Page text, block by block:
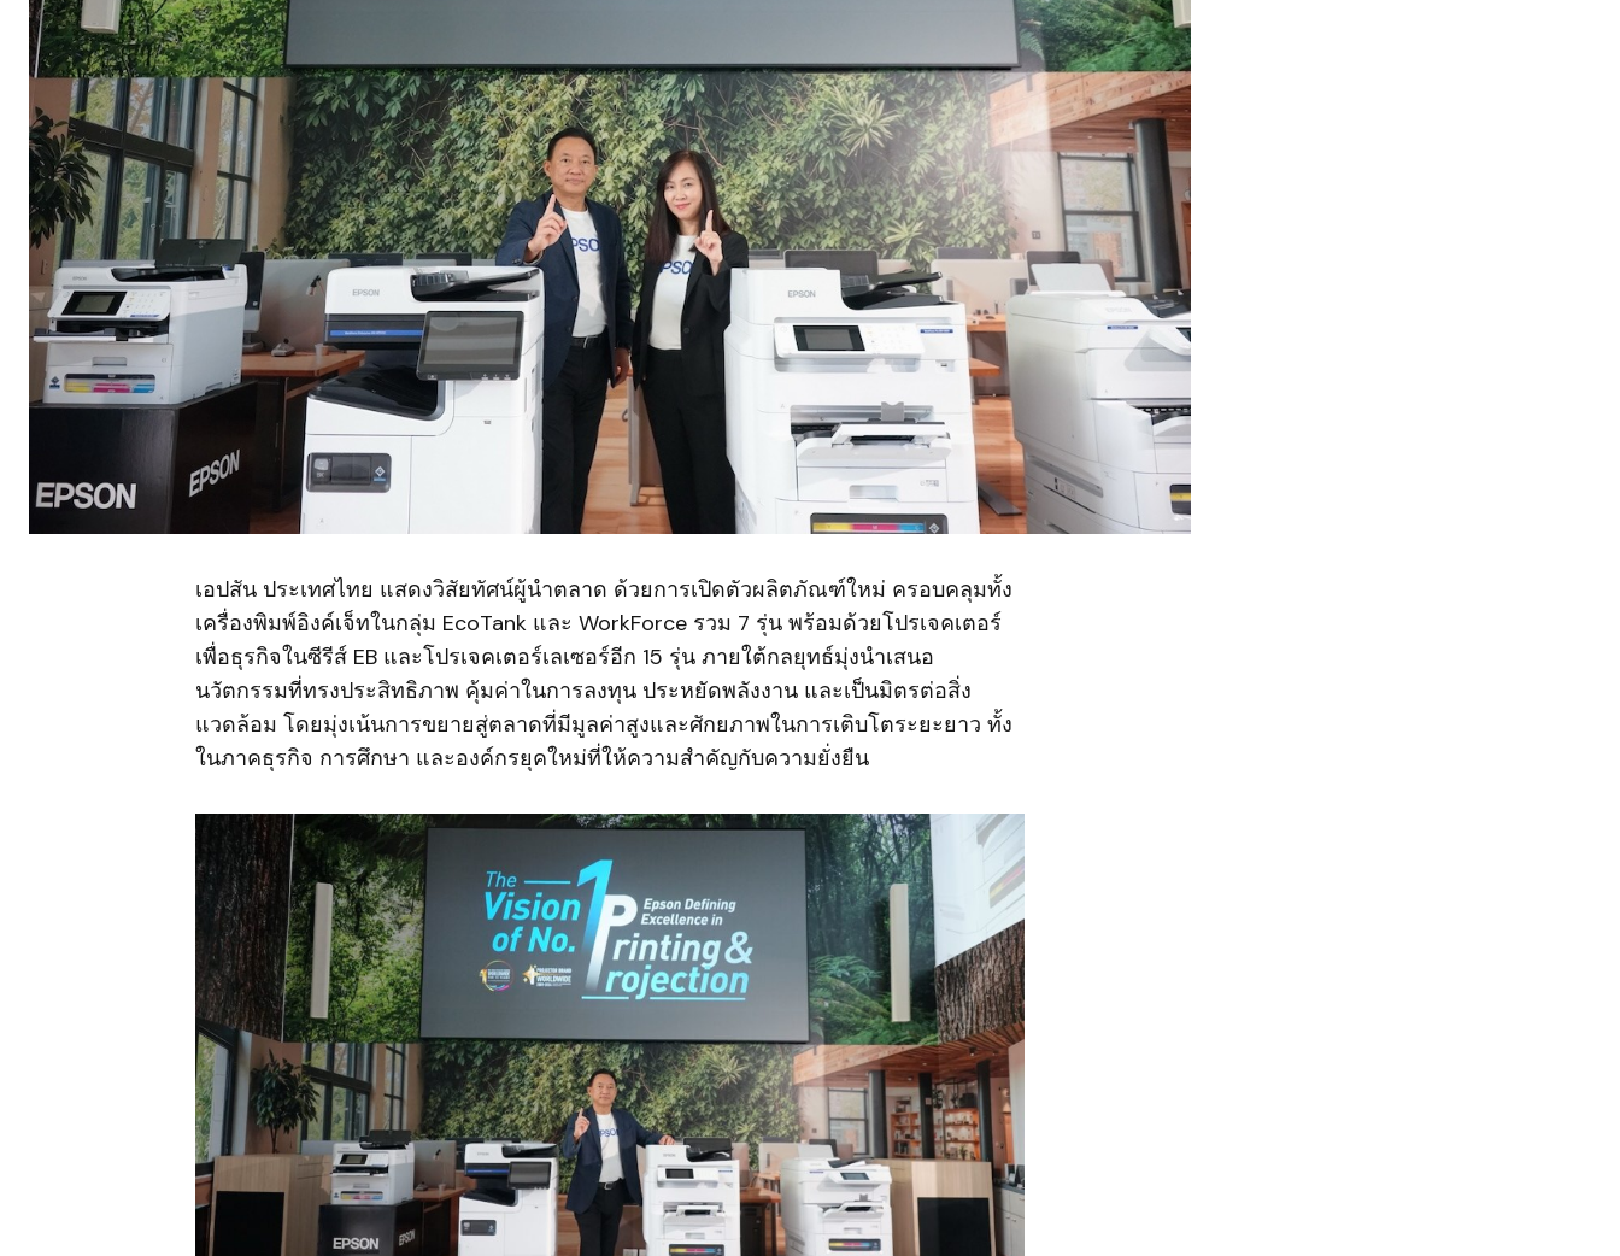
เอปสัน ประเทศไทย แสดงวิสัยทัศน์ผู้นำตลาด ด้วยการเปิดตัวผลิตภัณฑ์ใหม่ ครอบคลุมทั้ง
เครื่องพิมพ์อิงค์เจ็ทในกลุ่ม EcoTank และ WorkForce รวม 7 รุ่น พร้อมด้วยโปรเจคเตอร์
เพื่อธุรกิจในซีรีส์ EB และโปรเจคเตอร์เลเซอร์อีก 15 รุ่น ภายใต้กลยุทธ์มุ่งนำเสนอ
นวัตกรรมที่ทรงประสิทธิภาพ คุ้มค่าในการลงทุน ประหยัดพลังงาน และเป็นมิตรต่อสิ่ง
แวดล้อม โดยมุ่งเน้นการขยายสู่ตลาดที่มีมูลค่าสูงและศักยภาพในการเติบโตระยะยาว ทั้ง
ในภาคธุรกิจ การศึกษา และองค์กรยุคใหม่ที่ให้ความสำคัญกับความยั่งยืน